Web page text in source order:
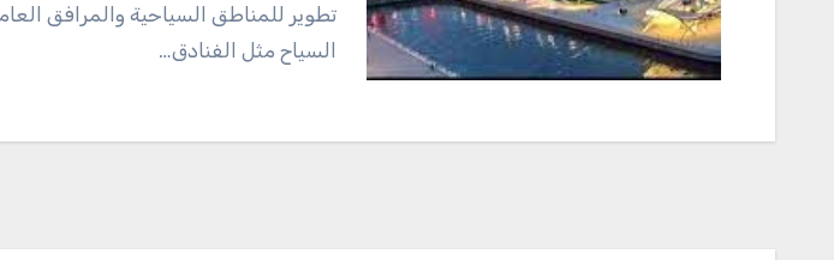
تطوير للمناطق السياحية والمرافق
السياح مثل الفنادق…